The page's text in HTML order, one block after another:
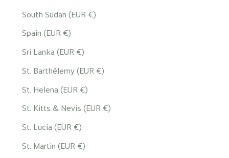
South Sudan (EUR €)
Spain (EUR €)
Sri Lanka (EUR €)
St. Barthélemy (EUR €)
St. Helena (EUR €)
St. Kitts & Nevis (EUR €)
St. Lucia (EUR €)
St. Martin (EUR €)